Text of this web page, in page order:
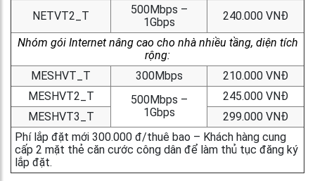
NETVT2_T
500Mbps –
1Gbps
240.000 VNĐ
Nhóm gói Internet nâng cao cho nhà nhiều tầng, diện tích
rộng:
MESHVT_T
300Mbps
210.000 VNĐ
MESHVT2_T
500Mbps –
1Gbps
245.000 VNĐ
MESHVT3_T
299.000 VNĐ
Phí lắp đặt mới 300.000 đ/thuê bao – Khách hàng cung
cấp 2 mặt thẻ căn cước công dân để làm thủ tục đăng ký
lắp đặt.